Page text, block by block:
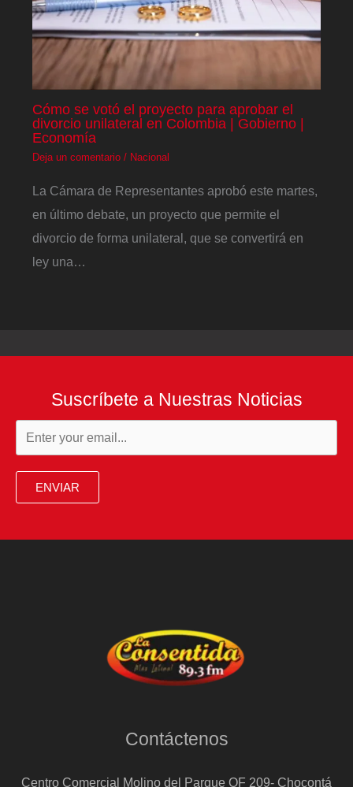
Cómo se votó el proyecto para aprobar el
divorcio unilateral en Colombia | Gobierno |
Economía
Deja un comentario / Nacional
La Cámara de Representantes aprobó este martes,
en último debate, un proyecto que permite el
divorcio de forma unilateral, que se convertirá en
ley una…
Suscríbete a Nuestras Noticias
ENVIAR
Contáctenos
Centro Comercial Molino del Parque OF 209- Chocontá